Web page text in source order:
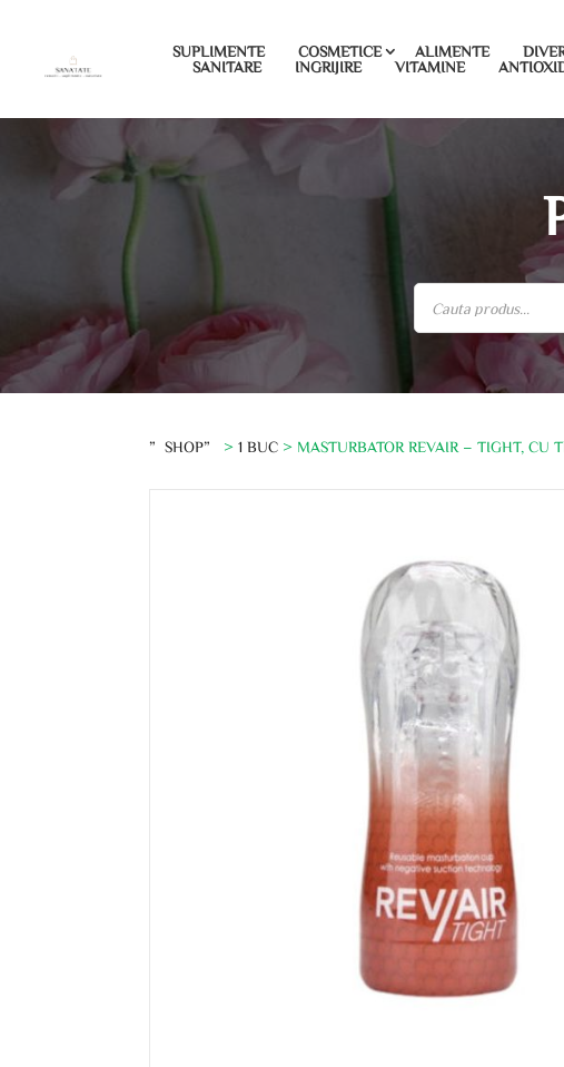
SUPLIMENTE COSMETICE ALIMENTE
SANITARE
INGRIJIRE VITAMINE
”SHOP” >1 BUC > MASTURBATOR REVAIR – TIGHT, CU